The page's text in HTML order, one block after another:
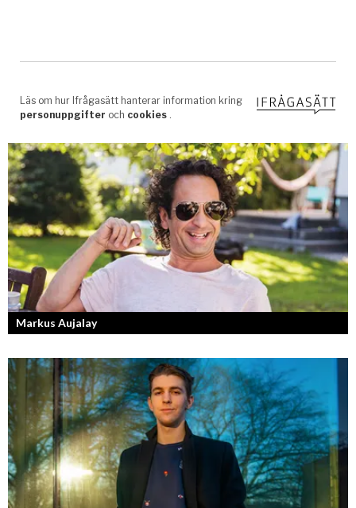
Markus Aujalay
Sveriges tuffaste matjury är epitetet på juryn i Sveriges Mästerkock.
Markus Aujalay är domaren som ger mästerkockarna mardrömmar.